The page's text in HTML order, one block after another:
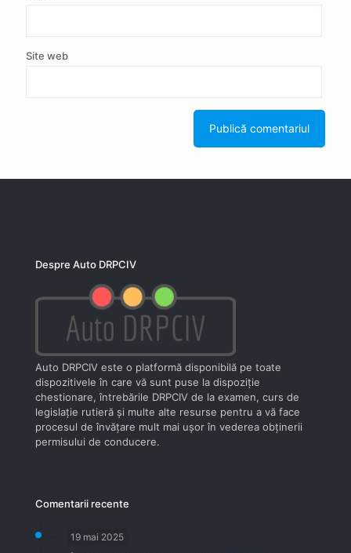
Site web
Despre Auto DRPCIV
Auto DRPCIV este o platformă disponibilă pe toate
dispozitivele în care vă sunt puse la dispoziţie
chestionare, întrebările DRPCIV de la examen, curs de
legislaţie rutieră şi multe alte resurse pentru a vă face
procesul de învăţare mult mai uşor în vederea obţinerii
permisului de conducere.
Comentarii recente
19 mai 2025